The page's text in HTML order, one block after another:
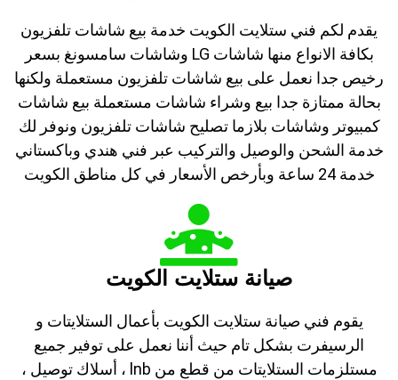
يقدم لكم فني ستلايت الكويت خدمة بيع شاشات تلفزيون
بكافة الانواع منها شاشات LG وشاشات سامسونغ بسعر
رخيص جدا نعمل على بيع شاشات تلفزيون مستعملة ولكنها
بحالة ممتازة جدا بيع وشراء شاشات مستعملة بيع شاشات
كمبيوتر وشاشات بلازما تصليح شاشات تلفزيون ونوفر لك
خدمة الشحن والوصيل والتركيب عبر فني هندي وباكستاني
خدمة 24 ساعة وبأرخص الأسعار في كل مناطق الكويت
صيانة ستلايت الكويت
يقوم فني صيانة ستلايت الكويت بأعمال الستلايتات و
الرسيفرت بشكل تام حيث أننا نعمل على توفير جميع
مستلزمات الستلايتات من قطع من lnb ، أسلاك توصيل ،